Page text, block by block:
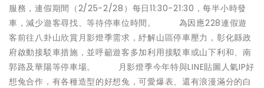
服務，連假期間（2/25-2/28）每日11:30-21:30，每半小時發
車，減少遊客尋找、等待停車位時間。 為因應228連假遊
客前往八卦山欣賞月影燈季需求，紓解山區停車壓力，彰化縣政
府啟動接駁車措施，並呼籲遊客多加利用接駁車或山下利和、南
郭路及華陽等停車場。 月影燈季今年特與LINE貼圖人氣IP好
想兔合作，有各種造型的好想兔，可愛爆表、還有浪漫滿分的白